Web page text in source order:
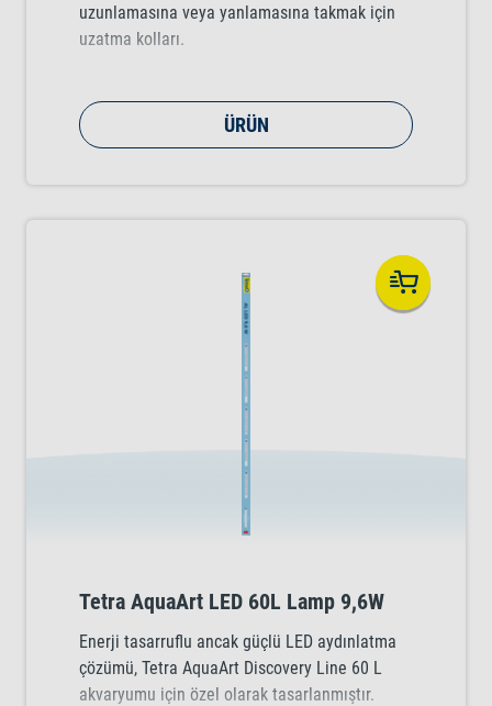
uzunlamasına veya yanlamasına takmak için
uzatma kolları.
ÜRÜN
Tetra AquaArt LED 60L Lamp 9,6W
Enerji tasarruflu ancak güçlü LED aydınlatma
çözümü, Tetra AquaArt Discovery Line 60 L
akvaryumu için özel olarak tasarlanmıştır.